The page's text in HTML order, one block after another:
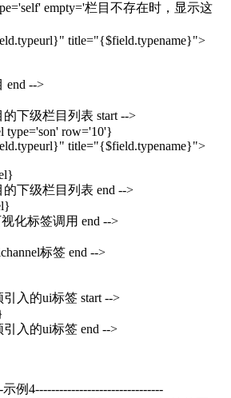
empty='栏目不存在时，显示这
title="{$field.typename}">
-->
栏目列表 start -->
row='10'}
title="{$field.typename}">
栏目列表 end -->
标签调用 end -->
标签 end -->
入的ui标签 start -->
入的ui标签 end -->
例4--------------------------------